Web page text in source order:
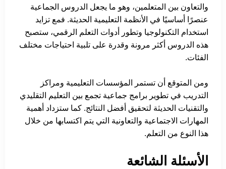
والتعاون بين المتعلمين، وهو ما يجعل الدروس الجماعية
عنصرًا أساسيًا في الأنظمة التعليمية الحديثة. فمع تزايد
استخدام التكنولوجيا وتطور أدوات التعلم الرقمي، ستصبح
هذه الدروس أكثر مرونة وقدرة على تلبية احتياجات مختلف
الفئات.
ومن المتوقع أن تستمر المؤسسات التعليمية ومراكز
التدريب في تطوير برامج جماعية تجمع بين التعليم التقليدي
والتقنيات الحديثة لتحقيق أفضل النتائج. كما ستزداد أهمية
المهارات الاجتماعية والتعاونية التي يتم اكتسابها من خلال
هذا النوع من التعلم.
الأسئلة الشائعة